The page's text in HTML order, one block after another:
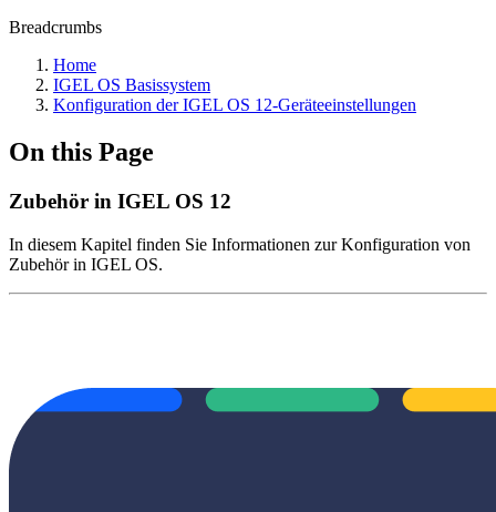
Breadcrumbs
Home
IGEL OS Basissystem
Konfiguration der IGEL OS 12-Geräteeinstellungen
On this Page
Zubehör in IGEL OS 12
In diesem Kapitel finden Sie Informationen zur Konfiguration von
Zubehör in IGEL OS.